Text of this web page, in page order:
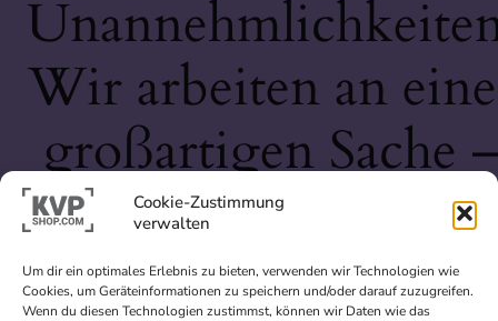
Cookie-Zustimmung
verwalten
Um dir ein optimales Erlebnis zu bieten, verwenden wir Technologien wie
Cookies, um Geräteinformationen zu speichern und/oder darauf zuzugreifen.
Wenn du diesen Technologien zustimmst, können wir Daten wie das
Wir arbeiten an
großartigen Sache
schau bald wieder
vorbei!